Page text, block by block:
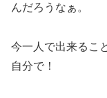
んだろうなぁ。
今一人で出来るこ
自分で！